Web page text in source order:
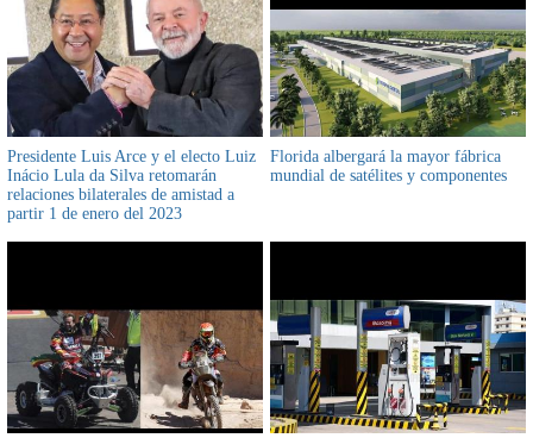
Presidente Luis Arce y el electo Luiz
Inácio Lula da Silva retomarán
relaciones bilaterales de amistad a
partir 1 de enero del 2023
Florida albergará la mayor fábrica
mundial de satélites y componentes